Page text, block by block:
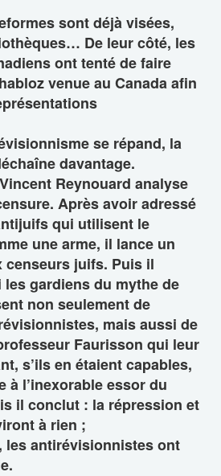
sont déjà visées,
De leur côté, les
ont tenté de faire
venue au Canada afin
se répand, la
davantage.
Reynouard analyse
Après avoir adressé
qui utilisent le
une arme, il lance un
censeurs juifs. Puis il
gardiens du mythe de
non seulement de
mais aussi de
Faurisson qui leur
s’ils en étaient capables,
à l’inexorable essor du
il conclut : la répression et
à rien ;
les antirévisionnistes ont